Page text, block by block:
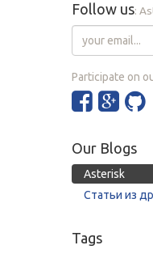
Follow us:
Participate on
Our Blogs
Asterisk
Статьи из
Tags